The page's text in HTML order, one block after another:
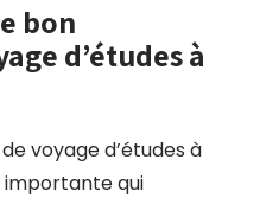
bon
d’études à
voyage d’études à
importante qui